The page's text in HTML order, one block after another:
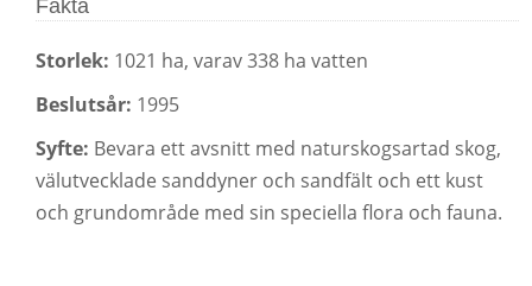
Fakta
Storlek: 1021 ha, varav 338 ha vatten
Beslutsår: 1995
Syfte: Bevara ett avsnitt med naturskogsartad skog,
välutvecklade sanddyner och sandfält och ett kust
och grundområde med sin speciella flora och fauna.